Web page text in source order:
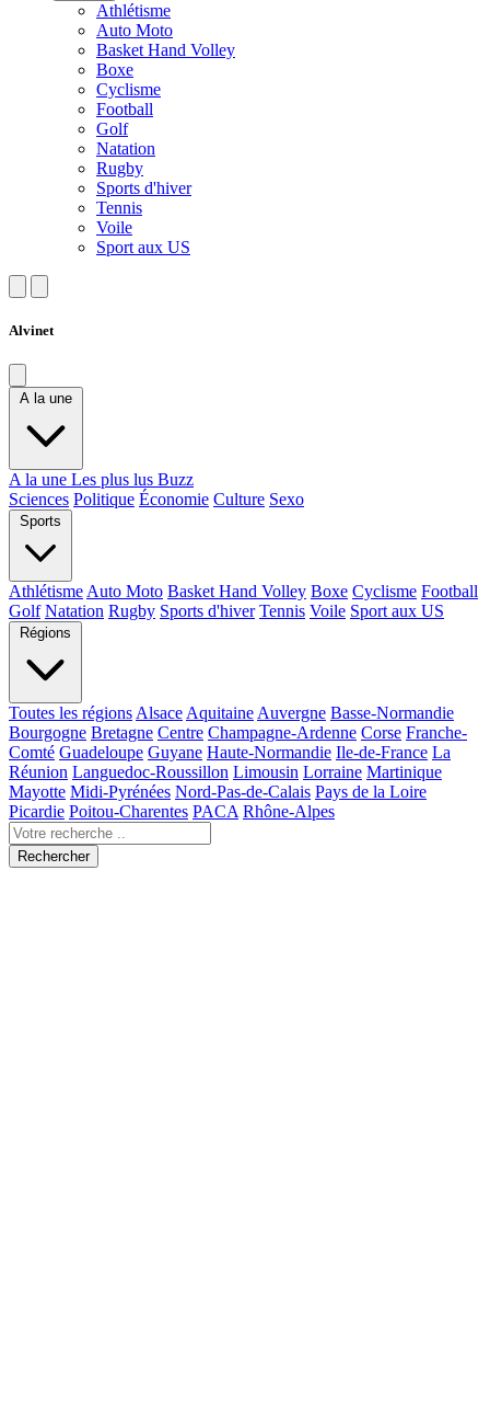
Athlétisme
Auto Moto
Basket Hand Volley
Boxe
Cyclisme
Football
Golf
Natation
Rugby
Sports d'hiver
Tennis
Voile
Sport aux US
Alvinet
A la une
A la une Les plus lus Buzz
Sciences Politique Économie Culture Sexo
Sports
Athlétisme Auto Moto Basket Hand Volley Boxe Cyclisme Football
Golf Natation Rugby Sports d'hiver Tennis Voile Sport aux US
Régions
Toutes les régions Alsace Aquitaine Auvergne Basse-Normandie
Bourgogne Bretagne Centre Champagne-Ardenne Corse Franche-
Comté Guadeloupe Guyane Haute-Normandie Ile-de-France La
Réunion Languedoc-Roussillon Limousin Lorraine Martinique
Mayotte Midi-Pyrénées Nord-Pas-de-Calais Pays de la Loire
Picardie Poitou-Charentes PACA Rhône-Alpes
Rechercher